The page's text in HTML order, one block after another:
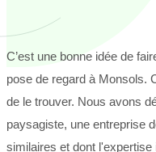
C’est une bonne idée de
pose de regard à Monsols.
de le trouver. Nous avons
paysagiste, une entreprise
similaires et dont